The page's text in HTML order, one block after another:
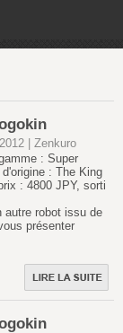
| Zenkuro
: Super
: The King
: 4800 JPY, sorti
autre robot issu de
présenter